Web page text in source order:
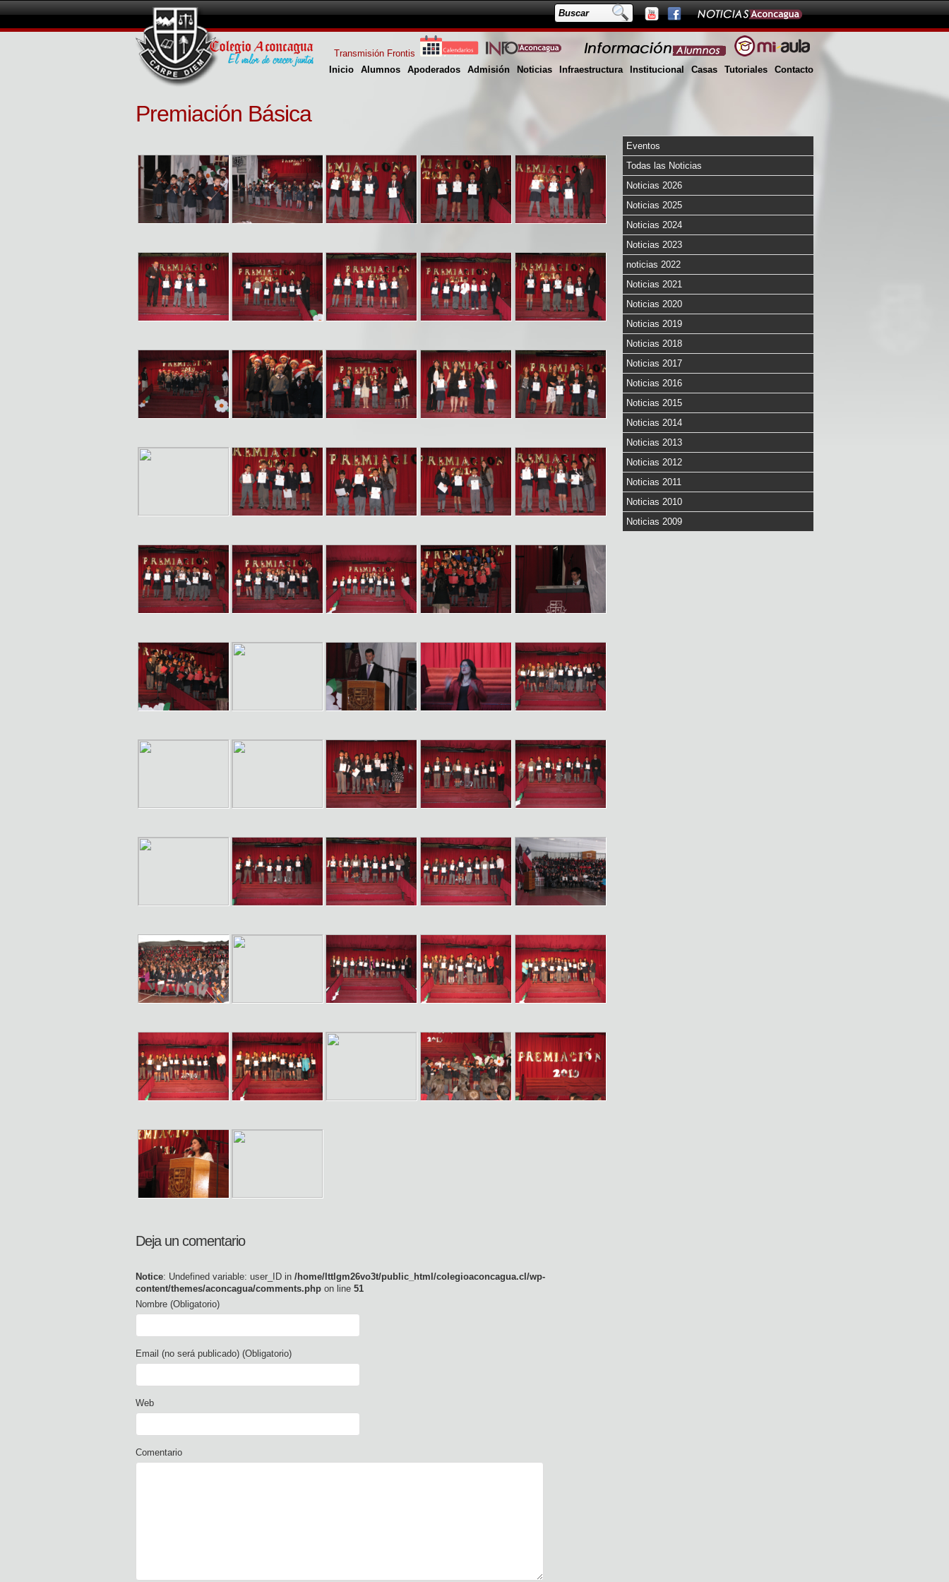
Inicio Alumnos Apoderados Admisión Noticias Infraestructura Institucional Casas Tutoriales Contacto
Transmisión Frontis
Premiación Básica
Deja un comentario
Notice: Undefined variable: user_ID in /home/lttlgm26vo3t/public_html/colegioaconcagua.cl/wp-
content/themes/aconcagua/comments.php on line 51
Nombre (Obligatorio)
Email (no será publicado) (Obligatorio)
Web
Comentario
Eventos
Todas las Noticias
Noticias 2026
Noticias 2025
Noticias 2024
Noticias 2023
noticias 2022
Noticias 2021
Noticias 2020
Noticias 2019
Noticias 2018
Noticias 2017
Noticias 2016
Noticias 2015
Noticias 2014
Noticias 2013
Noticias 2012
Noticias 2011
Noticias 2010
Noticias 2009